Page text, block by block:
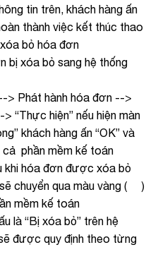
tin trên, khách hàng ấn
thành việc kết thúc thao
bỏ hóa đơn
bị xóa bỏ sang hệ thống
> Phát hành hóa đơn -->
“Thực hiện” nếu hiện màn
khách hàng ấn “OK” và
cả phần mềm kế toán
khi hóa đơn được xóa bỏ
chuyển qua màu vàng (
)
mềm kế toán
là “Bị xóa bỏ” trên hệ
được quy định theo từng